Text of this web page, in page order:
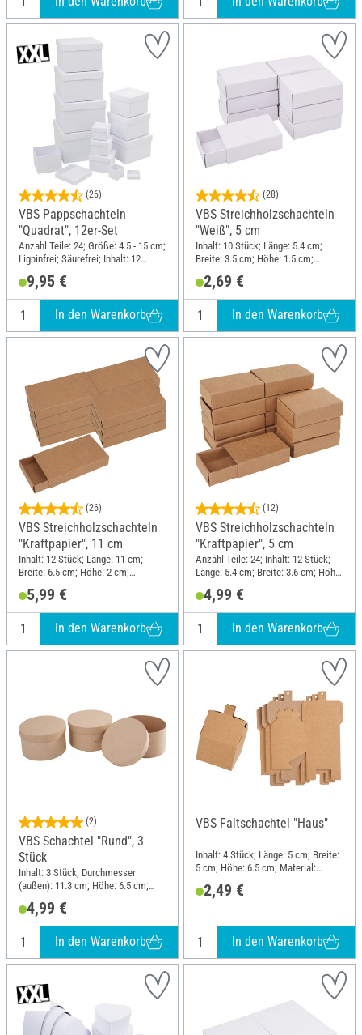
(26)
VBS Pappschachteln
"Quadrat", 12er-Set
Anzahl Teile: 24; Größe: 4.5 - 15 cm;
Ligninfrei; Säurefrei; Inhalt: 12
9,95 €
In den Warenkorb
(28)
VBS Streichholzschachteln
"Weiß", 5 cm
Inhalt: 10 Stück; Länge: 5.4 cm;
Breite: 3.5 cm; Höhe: 1.5 cm;
2,69 €
In den Warenkorb
(26)
VBS Streichholzschachteln
"Kraftpapier", 11 cm
Inhalt: 12 Stück; Länge: 11 cm;
Breite: 6.5 cm; Höhe: 2 cm;
5,99 €
In den Warenkorb
(12)
VBS Streichholzschachteln
"Kraftpapier", 5 cm
Anzahl Teile: 24; Inhalt: 12 Stück;
Länge: 5.4 cm; Breite: 3.6 cm; Höhe:
4,99 €
In den Warenkorb
(2)
VBS Schachtel "Rund", 3
Stück
Inhalt: 3 Stück; Durchmesser
(außen): 11.3 cm; Höhe: 6.5 cm;
4,99 €
In den Warenkorb
VBS Faltschachtel "Haus"
Inhalt: 4 Stück; Länge: 5 cm; Breite:
5 cm; Höhe: 6.5 cm; Material:
2,49 €
In den Warenkorb